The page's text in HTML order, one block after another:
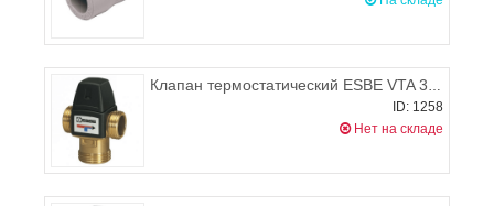
Клапан термостатический ESBE VTA 322 DN25, KVS 1,6 (temp 20-43°С)
ID: 1258
Нет на складе